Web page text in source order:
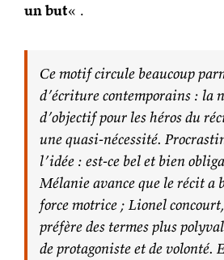
un but« .
Ce motif circule beaucoup
d’écriture contemporains : la
d’objectif pour les héros du
une quasi-nécessité.
l’idée : est-ce bel et bien
Mélanie avance que le récit a
force motrice ; Lionel
préfère des termes plus
de protagoniste et de volonté.